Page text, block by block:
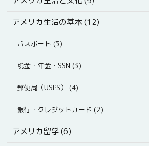
アメリカ生活の基本 (12)
パスポート (3)
税金・年金・SSN (3)
郵便局（USPS） (4)
銀行・クレジットカード (2)
アメリカ留学 (6)